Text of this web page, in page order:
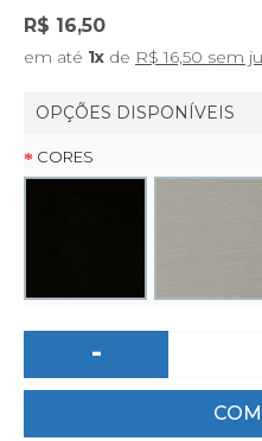
R$ 16,50
em até 1x de R$ 16,50 sem
OPÇÕES DISPONÍVEIS
CORES
-